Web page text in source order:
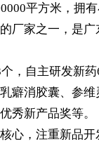
平方米，
厂家之一，是
，自主研发新
癖消胶囊、参
秀新产品奖等。
心，注重新品